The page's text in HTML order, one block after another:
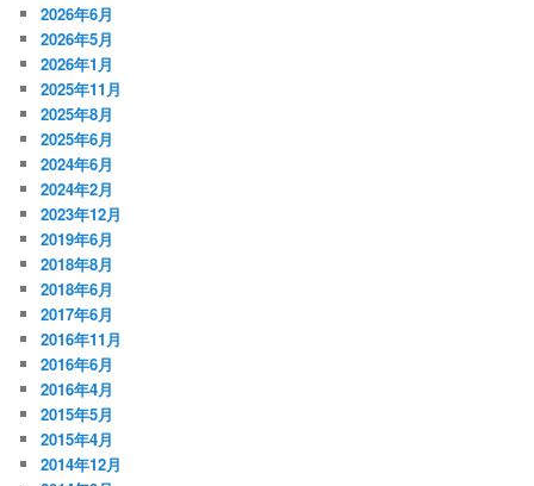
2026年6月
2026年5月
2026年1月
2025年11月
2025年8月
2025年6月
2024年6月
2024年2月
2023年12月
2019年6月
2018年8月
2018年6月
2017年6月
2016年11月
2016年6月
2016年4月
2015年5月
2015年4月
2014年12月